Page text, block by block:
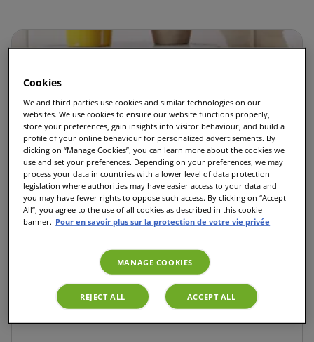
10 paquets achetés =Happy (Friendly) Rouge
Offerte
148,78 € 49,00 €
Cookies
We and third parties use cookies and similar technologies on our
websites. We use cookies to ensure our website functions properly,
store your preferences, gain insights into visitor behaviour, and build a
profile of your online behaviour for personalized advertisements. By
clicking on “Manage Cookies”, you can learn more about the cookies we
use and set your preferences. Depending on your preferences, we may
process your data in countries with a lower level of data protection
legislation where authorities may have easier access to your data and
you may have fewer rights to oppose such access. By clicking on “Accept
All”, you agree to the use of all cookies as described in this cookie
banner. Pour en savoir plus sur la protection de votre vie privée
MANAGE COOKIES
REJECT ALL ACCEPT ALL